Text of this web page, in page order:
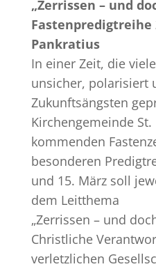
„Zerrissen – und
Fastenpredigtreihe
Pankratius
In einer Zeit, die
unsicher, polarisiert
Zukunftsängsten
Kirchengemeinde
kommenden
besonderen
und 15. März soll
dem Leitthema
„Zerrissen – und
Christliche
verletzlichen